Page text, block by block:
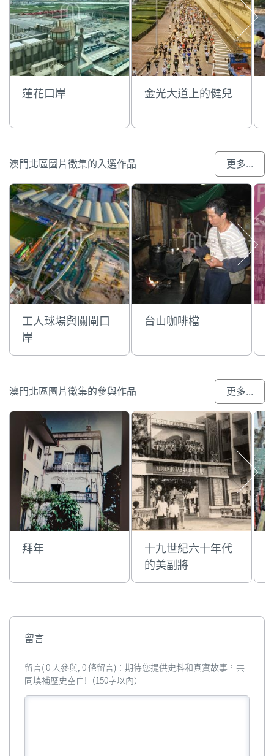
蓮花口岸 金光大道上的健兒
澳門北區圖片徵集的入選作品 更多...
工人球場與關閘口
岸
台山咖啡檔
澳門北區圖片徵集的參與作品 更多...
拜年
十九世紀六十年代
的美副將
留言
留言( 0 人參與, 0 條留言)：期待您提供史料和真實故事，共
同填補歷史空白!（150字以內）